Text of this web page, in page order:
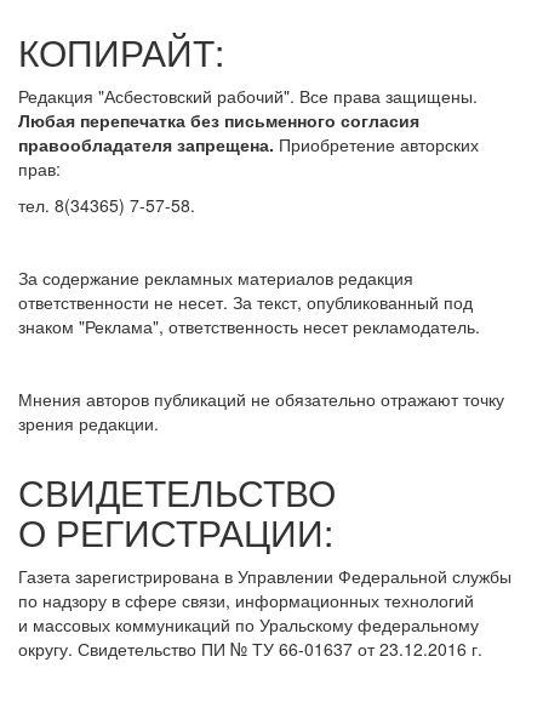
КОПИРАЙТ:
Редакция "Асбестовский рабочий". Все права защищены.
Любая перепечатка без письменного согласия
правообладателя запрещена. Приобретение авторских
прав:
тел. 8(34365) 7-57-58.
За содержание рекламных материалов редакция
ответственности не несет. За текст, опубликованный под
знаком "Реклама", ответственность несет рекламодатель.
Мнения авторов публикаций не обязательно отражают точку
зрения редакции.
СВИДЕТЕЛЬСТВО
О РЕГИСТРАЦИИ:
Газета зарегистрирована в Управлении Федеральной службы
по надзору в сфере связи, информационных технологий
и массовых коммуникаций по Уральскому федеральному
округу. Свидетельство ПИ № ТУ 66-01637 от 23.12.2016 г.